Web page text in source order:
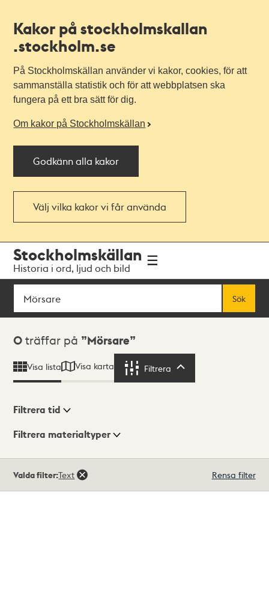
Kakor på stockholmskallan
.stockholm.se
På Stockholmskällan använder vi kakor, cookies, för att
sammanställa statistik och för att webbplatsen ska
fungera på ett bra sätt för dig.
Om kakor på Stockholmskällan
Godkänn alla kakor
Välj vilka kakor vi får använda
navigationen
huvudinnehållet
Stockholmskällan
Historia i ord, ljud och bild
Sök
Sök
Sökresultat
0 träffar på Mörsare
Visa lista Visa karta Filtrera
Visningsläge
Filtrera tid
Filtrera materialtyper
träffar
Valda filter:Text Rensa filter